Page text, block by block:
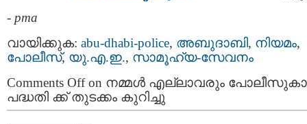
- pma
വായിക്കുക: abu-dhabi-police, അബുദാബി, നിയമം,
പോലീസ്, യു.എ.ഇ., സാമൂഹ്യ-സേവനം
Comments Offon നമ്മൾ എല്ലാവരും
പദ്ധതി ക്ക് തുടക്കം കുറിച്ചു